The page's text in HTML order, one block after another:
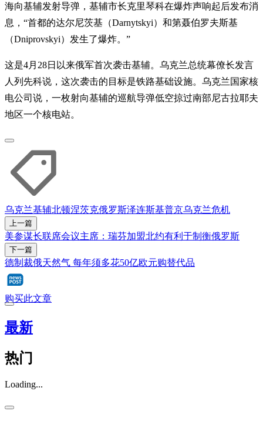
海向基辅发射导弹，基辅市长克里琴科在爆炸声响起后发布消
息，“首都的达尔尼茨基（Darnytskyi）和第聂伯罗夫斯基
（Dniprovskyi）发生了爆炸。”
这是4月28日以来俄军首次袭击基辅。乌克兰总统幕僚长发言
人列先科说，这次袭击的目标是铁路基础设施。乌克兰国家核
电公司说，一枚射向基辅的巡航导弹低空掠过南部尼古拉耶夫
地区一个核电站。
乌克兰基辅北顿涅茨克俄罗斯泽连斯基普京乌克兰危机
上一篇
美参谋长联席会议主席：瑞芬加盟北约有利于制衡俄罗斯
下一篇
德制裁俄天然气 每年须多花50亿欧元购替代品
购买此文章
最新
热门
Loading...